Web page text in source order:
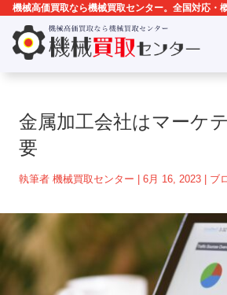
機械高価買取なら機械買取センター。全国対応・
金属加工会社はマーケ
要
執筆者 機械買取センター 6月 16, 2023 ブ